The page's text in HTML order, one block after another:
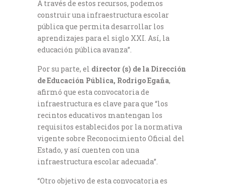
A través de estos recursos, podemos
construir una infraestructura escolar
pública que permita desarrollar los
aprendizajes para el siglo XXI. Así, la
educación pública avanza”.
Por su parte, el director (s) de la Dirección
de Educación Pública, Rodrigo Egaña,
afirmó que esta convocatoria de
infraestructura es clave para que “los
recintos educativos mantengan los
requisitos establecidos por la normativa
vigente sobre Reconocimiento Oficial del
Estado, y así cuenten con una
infraestructura escolar adecuada”.
“Otro objetivo de esta convocatoria es